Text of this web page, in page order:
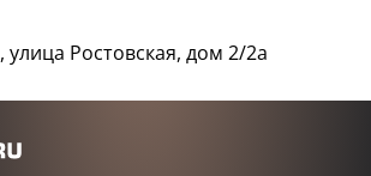
улица Ростовская, дом 2/2а